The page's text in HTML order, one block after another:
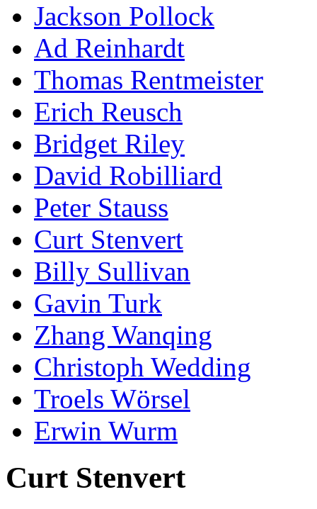
Jackson Pollock
Ad Reinhardt
Thomas Rentmeister
Erich Reusch
Bridget Riley
David Robilliard
Peter Stauss
Curt Stenvert
Billy Sullivan
Gavin Turk
Zhang Wanqing
Christoph Wedding
Troels Wörsel
Erwin Wurm
Curt Stenvert